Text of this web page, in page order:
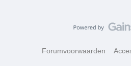
Forumvoorwaarden